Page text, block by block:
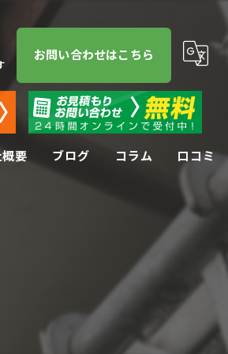
お問い合わせはこちら
要 ブログ コラム 口コミ